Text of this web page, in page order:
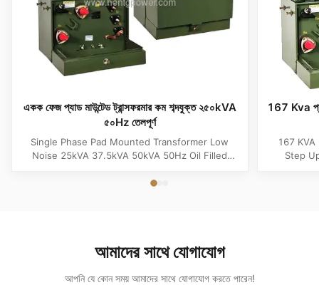
একক ফেজ প্যাড মাউন্টেড ট্রান্সফরমার কম শব্দযুক্ত ২৫০kVA
৫০Hz তেলপূর্ণ
Single Phase Pad Mounted Transformer Low
Noise 25kVA 37.5kVA 50kVA 50Hz Oil Filled
distribution transformer, power transformer, Oil-
167 Kva
167
Step
আমাদের সাথে যোগাযোগ
আপনি যে কোন সময় আমাদের সাথে যোগাযোগ করতে পারেন!